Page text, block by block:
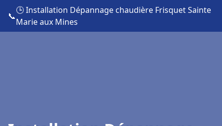
📞
🕒 Installation Dépannage chaudière Frisquet Sainte
Marie aux Mines